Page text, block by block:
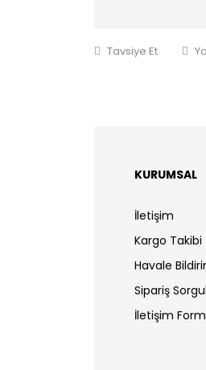
Tavsiye Et
KURUMSAL
İletişim
Kargo Takibi
Havale
Sipariş
İletişim